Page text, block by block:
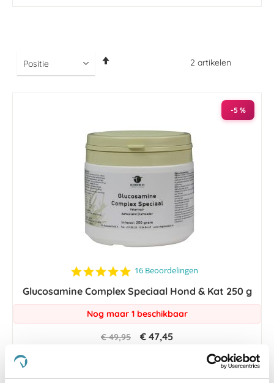
2 artikelen
-5 %
4.8
rating
16 Beoordelingen
Glucosamine Complex Speciaal Hond & Kat 250 g
Nog maar 1 beschikbaar
€ 49,95 € 47,45